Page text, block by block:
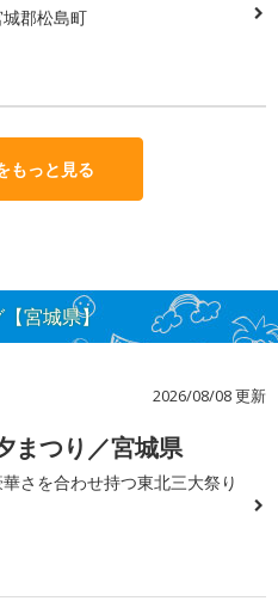
郡松島町
もっと見る
宮城県】
2026/08/08 更新
まつり／宮城県
さを合わせ持つ東北三大祭り